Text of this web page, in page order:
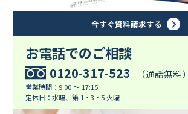
今すぐ資料請求する
お電話でのご相談
0120-317-523 （通話無料）
営業時間：9:00 ～ 17:15
定休日：水曜、第 1・3・5 火曜